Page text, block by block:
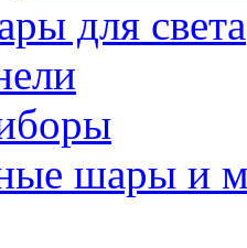
для света
шары и